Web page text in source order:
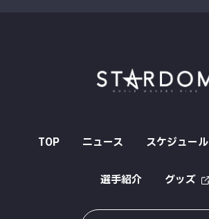
TOP ニュース スケジュール
選手紹介 グッズ